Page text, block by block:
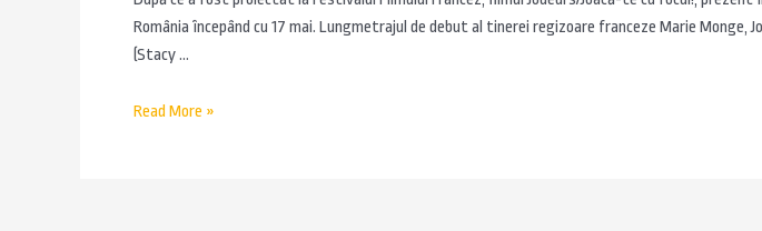
România începând cu 17 mai. Lungmetrajul de debut al tinerei regizoare franceze Marie Monge,
(Stacy …
Read More »